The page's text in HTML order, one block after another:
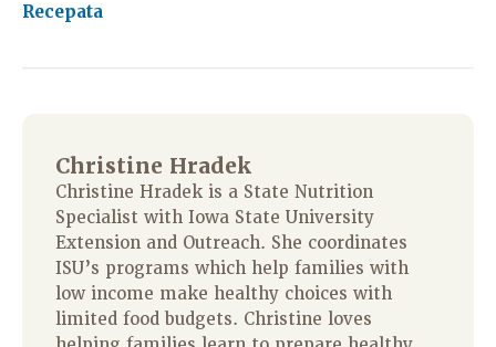
Recepata
Christine Hradek
Christine Hradek is a State Nutrition
Specialist with Iowa State University
Extension and Outreach. She coordinates
ISU’s programs which help families with
low income make healthy choices with
limited food budgets. Christine loves